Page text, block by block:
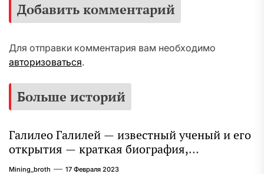
Добавить комментарий
Для отправки комментария вам необходимо
авторизоваться.
Больше историй
Галилео Галилей — известный ученый и его
открытия — краткая биография,
достижения и вклад в науку
Mining_broth 17 Февраля 2023